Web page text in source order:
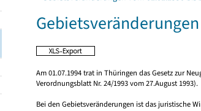
Am 01.07.1994 trat in Thüringen das Gesetz zur
Verordnungsblatt Nr. 24/1993 vom 27.August 1993).
Bei den Gebietsveränderungen ist das juristische